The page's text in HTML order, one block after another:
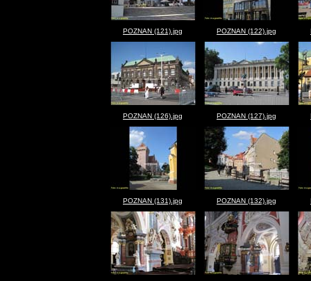
POZNAN (121).jpg POZNAN (122).jpg
POZNAN (126).jpg POZNAN (127).jpg
POZNAN (131).jpg POZNAN (132).jpg